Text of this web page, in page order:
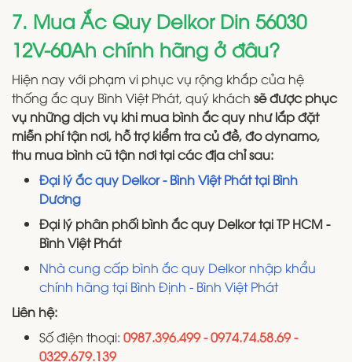
7. Mua Ắc Quy Delkor Din 56030
12V-60Ah chính hãng ở đâu?
Hiện nay với phạm vi phục vụ rộng khắp của hệ
thống ắc quy Bình Việt Phát, quý khách sẽ được phục
vụ những dịch vụ khi mua bình ắc quy như lắp đặt
miễn phí tận nơi, hỗ trợ kiểm tra củ đề, đo dynamo,
thu mua bình cũ tận nơi tại các địa chỉ sau:
Đại lý ắc quy Delkor - Bình Việt Phát tại Bình
Dương
Đại lý phân phối bình ắc quy Delkor tại TP HCM -
Bình Việt Phát
Nhà cung cấp bình ắc quy Delkor nhập khẩu
chính hãng tại Bình Định - Bình Việt Phát
Liên hệ:
Số điện thoại: 0987.396.499 - 0974.74.58.69 -
0329.679.139